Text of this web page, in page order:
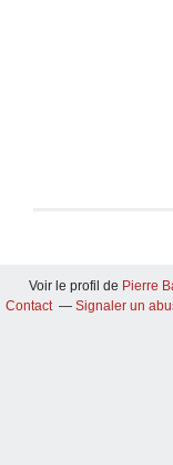
Voir le profil de Pierre
Contact
Signaler un